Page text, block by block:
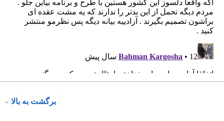
برگشت به بالا